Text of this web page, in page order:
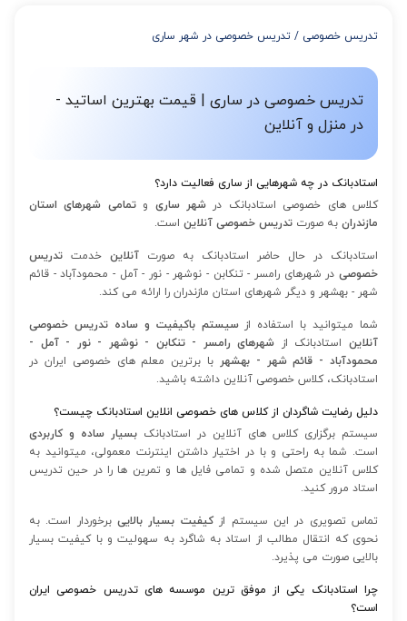
از 12 تا 15 جلسه: 7% تخفیف
تدریس خصوصی / تدریس خصوصی در شهر ساری
تدریس خصوصی در ساری | قیمت بهترین اساتید -
در منزل و آنلاین
استادبانک در چه شهرهایی از ساری فعالیت دارد؟
کلاس های خصوصی استادبانک در شهر ساری و تمامی شهرهای استان
مازندران به صورت تدریس خصوصی آنلاین است.
استادبانک در حال حاضر استادبانک به صورت آنلاین خدمت تدریس
خصوصی در شهرهای رامسر - تنکابن - نوشهر - نور - آمل - محمودآباد - قائم
شهر - بهشهر و دیگر شهرهای استان مازندران را ارائه می کند.
شما میتوانید با استفاده از سیستم باکیفیت و ساده تدریس خصوصی
آنلاین استادبانک از شهرهای رامسر - تنکابن - نوشهر - نور - آمل -
محمودآباد - قائم شهر - بهشهر با برترین معلم های خصوصی ایران در
استادبانک، کلاس خصوصی آنلاین داشته باشید.
دلیل رضایت شاگردان از کلاس های خصوصی انلاین استادبانک چیست؟
سیستم برگزاری کلاس های آنلاین در استادبانک بسیار ساده و کاربردی
است. شما به راحتی و با در اختیار داشتن اینترنت معمولی، میتوانید به
کلاس آنلاین متصل شده و تمامی فایل ها و تمرین ها را در حین تدریس
استاد مرور کنید.
تماس تصویری در این سیستم از کیفیت بسیار بالایی برخوردار است. به
نحوی که انتقال مطالب از استاد به شاگرد به سهولیت و با کیفیت بسیار
بالایی صورت می پذیرد.
چرا استادبانک یکی از موفق ترین موسسه های تدریس خصوصی ایران
است؟